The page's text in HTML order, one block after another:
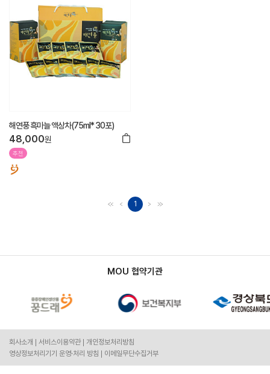
해연풍 흑마늘 액상차(75ml* 30포)
48,000원
추천
1
MOU 협약기관
회사소개 서비스이용약관
개인정보처리방침
영상정보처리기기 운영·처리 방침
이메일무단수집거부